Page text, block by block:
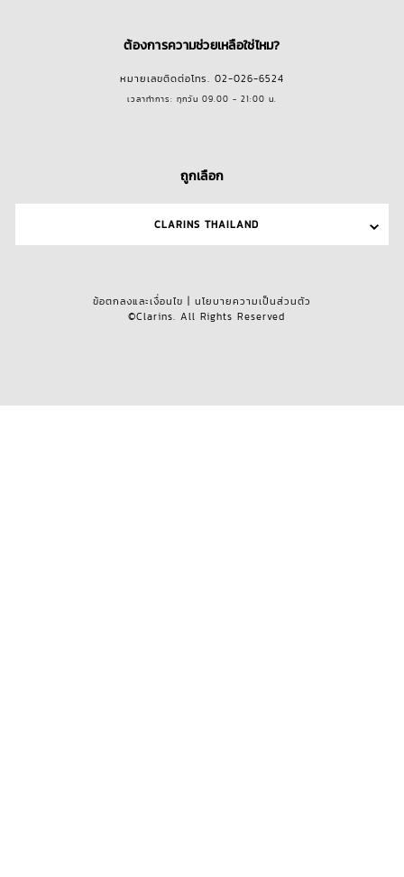
ต้องการความช่วยเหลือใช่ไหม?
หมายเลขติดต่อโทร. 02-026-6524
เวลาทำการ: ทุกวัน 09.00 - 21:00 น.
ถูกเลือก
CLARINS THAILAND
ข้อตกลงและเงื่อนไข | นโยบายความเป็นส่วนตัว
©Clarins. All Rights Reserved